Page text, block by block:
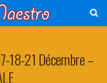
18-21 Décembre –